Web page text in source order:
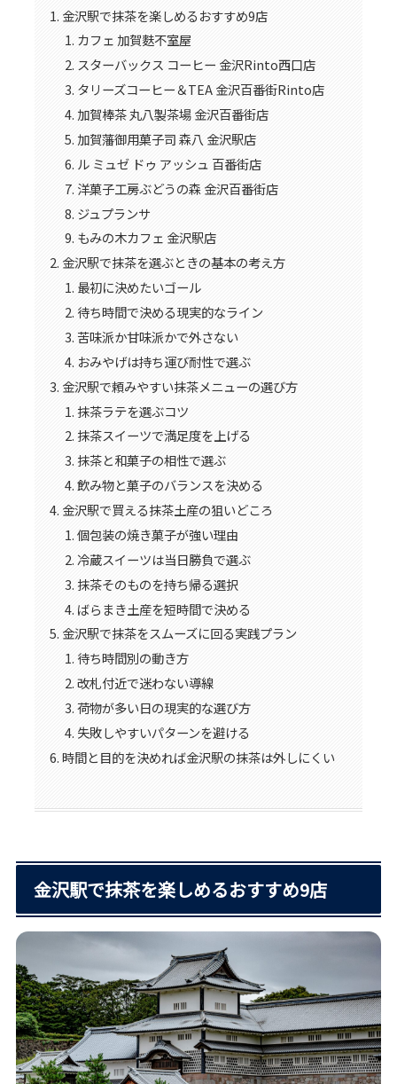
金沢駅で抹茶を楽しめるおすすめ9店
カフェ 加賀麩不室屋
スターバックス コーヒー 金沢Rinto西口店
タリーズコーヒー＆TEA 金沢百番街Rinto店
加賀棒茶 丸八製茶場 金沢百番街店
加賀藩御用菓子司 森八 金沢駅店
ル ミュゼ ドゥ アッシュ 百番街店
洋菓子工房ぶどうの森 金沢百番街店
ジュプランサ
もみの木カフェ 金沢駅店
金沢駅で抹茶を選ぶときの基本の考え方
最初に決めたいゴール
待ち時間で決める現実的なライン
苦味派か甘味派かで外さない
おみやげは持ち運び耐性で選ぶ
金沢駅で頼みやすい抹茶メニューの選び方
抹茶ラテを選ぶコツ
抹茶スイーツで満足度を上げる
抹茶と和菓子の相性で選ぶ
飲み物と菓子のバランスを決める
金沢駅で買える抹茶土産の狙いどころ
個包装の焼き菓子が強い理由
冷蔵スイーツは当日勝負で選ぶ
抹茶そのものを持ち帰る選択
ばらまき土産を短時間で決める
金沢駅で抹茶をスムーズに回る実践プラン
待ち時間別の動き方
改札付近で迷わない導線
荷物が多い日の現実的な選び方
失敗しやすいパターンを避ける
時間と目的を決めれば金沢駅の抹茶は外しにくい
金沢駅で抹茶を楽しめるおすすめ9店